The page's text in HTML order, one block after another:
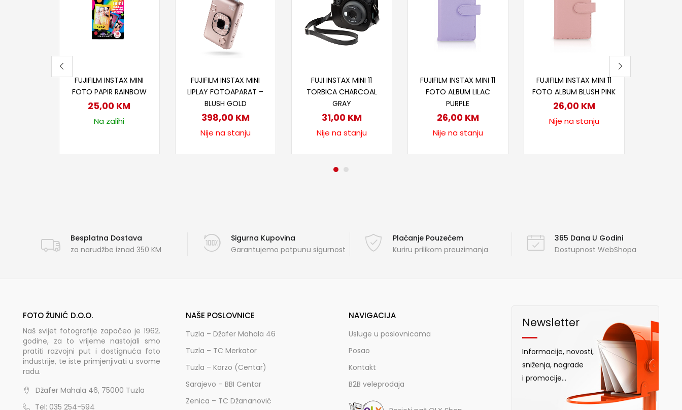
FUJIFILM INSTAX MINI
FOTO PAPIR RAINBOW
25,00 KM
Na zalihi
FUJIFILM INSTAX MINI
LIPLAY FOTOAPARAT –
BLUSH GOLD
398,00 KM
Nije na stanju
FUJI INSTAX MINI 11
TORBICA CHARCOAL
GRAY
31,00 KM
Nije na stanju
FUJIFILM INSTAX MINI 11
FOTO ALBUM LILAC
PURPLE
26,00 KM
Nije na stanju
FUJIFILM INSTAX MINI 11
FOTO ALBUM BLUSH PINK
26,00 KM
Nije na stanju
Besplatna Dostava
za narudžbe iznad 350 KM
Sigurna Kupovina
Garantujemo potpunu sigurnost
Plaćanje Pouzećem
Kuriru prilikom preuzimanja
365 Dana U Godini
Dostupnost WebShopa
FOTO ŽUNIĆ D.O.O.
Naš svijet fotografije započeo je 1962.
godine, za to vrijeme nastojali smo
pratiti razvojni put i dostignuća foto
industrije, te iste primjenjivati u svome
radu.
Džafer Mahala 46, 75000 Tuzla
Tel: 035 254-594
NAŠE POSLOVNICE
Tuzla – Džafer Mahala 46
Tuzla – TC Merkator
Tuzla – Korzo (Centar)
Sarajevo – BBI Centar
Zenica – TC Džananović
NAVIGACIJA
Usluge u poslovnicama
Posao
Kontakt
B2B veleprodaja
Newsletter
Informacije, novosti,
sniženja, nagrade
i promocije...